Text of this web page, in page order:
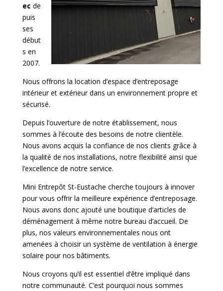
ec de
puis
ses
début
s en
2007.
Nous offrons la location d’espace d’entreposage
intérieur et extérieur dans un environnement propre et
sécurisé.
Depuis l’ouverture de notre établissement, nous
sommes à l’écoute des besoins de notre clientèle.
Nous avons acquis la confiance de nos clients grâce à
la qualité de nos installations, notre flexibilité ainsi que
l’excellence de notre service.
Mini Entrepôt St-Eustache cherche toujours à innover
pour vous offrir la meilleure expérience d’entreposage.
Nous avons donc ajouté une boutique d’articles de
déménagement à même notre bureau d’accueil. De
plus, nos valeurs environnementales nous ont
amenées à choisir un système de ventilation à énergie
solaire pour nos bâtiments.
Nous croyons qu’il est essentiel d’être impliqué dans
notre communauté. C’est pourquoi nous sommes